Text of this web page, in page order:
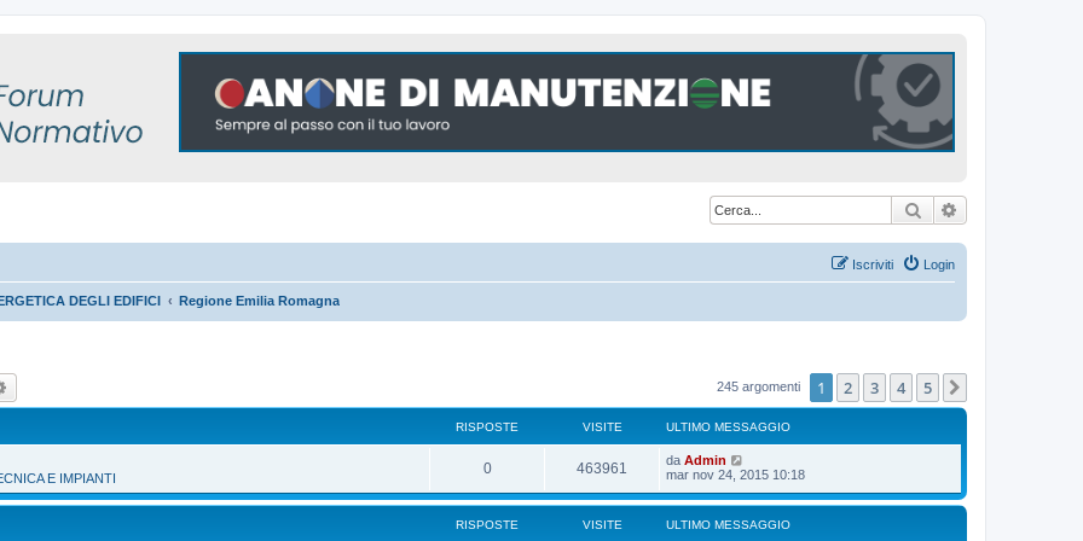
Cerca
Login
Iscriviti
DEGLI EDIFICI Regione Emilia Romagna
245 argomenti 1 2 3 4 5
RISPOSTE VISITE ULTIMO MESSAGGIO
E IMPIANTI
0R
i
s
463961
i
U
l
i
o
da Admin
mar nov 24, 2015 10:18
RISPOSTE VISITE ULTIMO MESSAGGIO